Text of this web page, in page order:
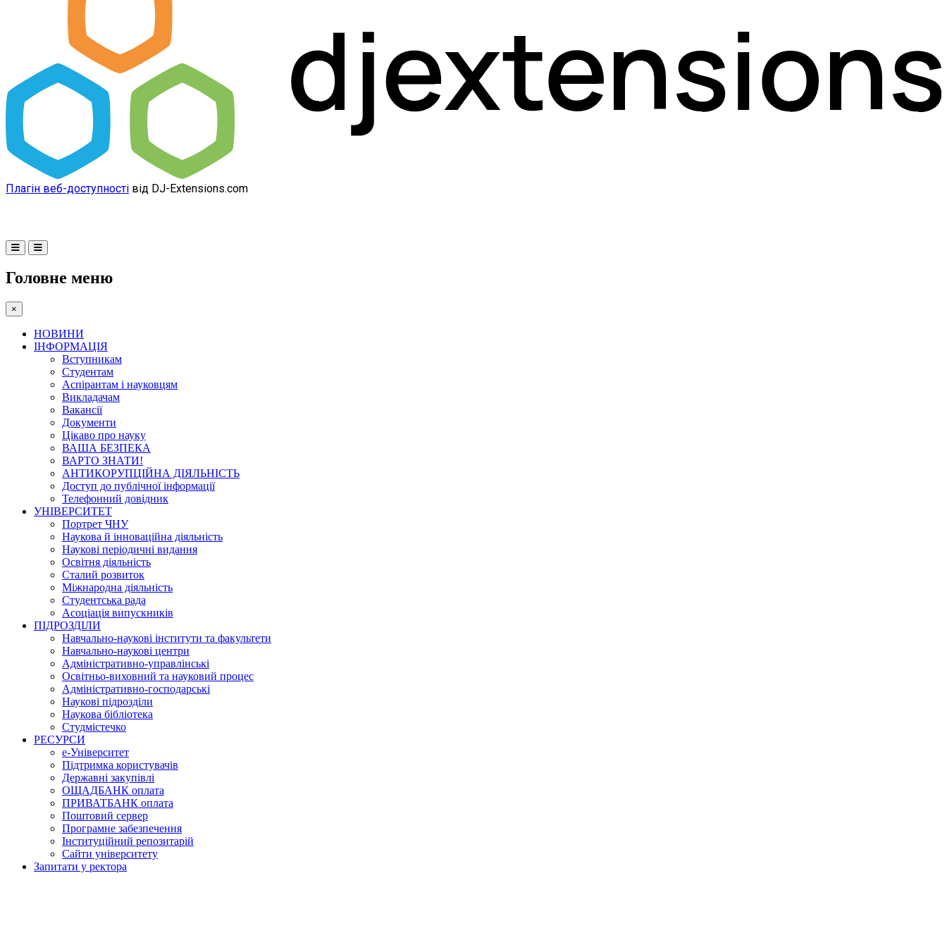
Плагін веб-доступності від DJ-Extensions.com
Головне меню
×
НОВИНИ
ІНФОРМАЦІЯ
Вступникам
Студентам
Аспірантам і науковцям
Викладачам
Вакансії
Документи
Цікаво про науку
ВАША БЕЗПЕКА
ВАРТО ЗНАТИ!
АНТИКОРУПЦІЙНА ДІЯЛЬНІСТЬ
Доступ до публічної інформації
Телефонний довідник
УНІВЕРСИТЕТ
Портрет ЧНУ
Наукова й інноваційна діяльність
Наукові періодичні видання
Освітня діяльність
Сталий розвиток
Міжнародна діяльність
Студентська рада
Асоціація випускників
ПІДРОЗДІЛИ
Навчально-наукові інститути та факультети
Навчально-наукові центри
Адміністративно-управлінські
Освітньо-виховний та науковий процес
Адміністративно-господарські
Наукові підрозділи
Наукова бібліотека
Студмістечко
РЕСУРСИ
е-Університет
Підтримка користувачів
Державні закупівлі
ОЩАДБАНК оплата
ПРИВАТБАНК оплата
Поштовий сервер
Програмне забезпечення
Інституційний репозитарій
Сайти університету
Запитати у ректора